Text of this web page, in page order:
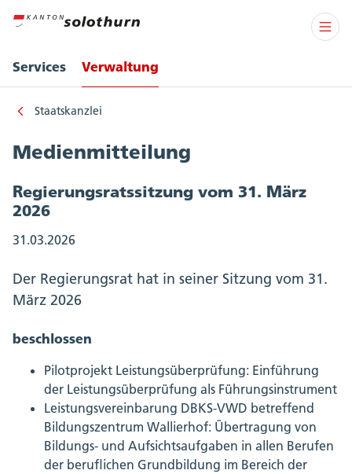
Services Verwaltung
Staatskanzlei
Medienmitteilung
Regierungsratssitzung vom 31. März
2026
31.03.2026
Der Regierungsrat hat in seiner Sitzung vom 31.
März 2026
beschlossen
Pilotprojekt Leistungsüberprüfung: Einführung
der Leistungsüberprüfung als Führungsinstrument
Leistungsvereinbarung DBKS-VWD betreffend
Bildungszentrum Wallierhof: Übertragung von
Bildungs- und Aufsichtsaufgaben in allen Berufen
der beruflichen Grundbildung im Bereich der